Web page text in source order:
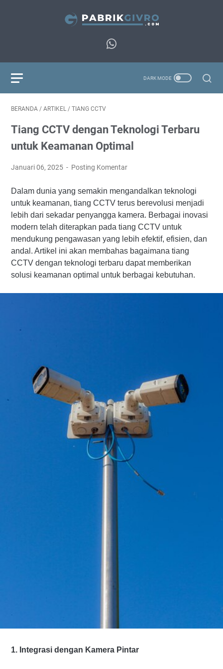
BERANDA / ARTIKEL / TIANG CCTV
Tiang CCTV dengan Teknologi Terbaru
untuk Keamanan Optimal
Januari 06, 2025 Posting Komentar
Dalam dunia yang semakin mengandalkan teknologi
untuk keamanan, tiang CCTV terus berevolusi menjadi
lebih dari sekadar penyangga kamera. Berbagai inovasi
modern telah diterapkan pada tiang CCTV untuk
mendukung pengawasan yang lebih efektif, efisien, dan
andal. Artikel ini akan membahas bagaimana tiang
CCTV dengan teknologi terbaru dapat memberikan
solusi keamanan optimal untuk berbagai kebutuhan.
1. Integrasi dengan Kamera Pintar